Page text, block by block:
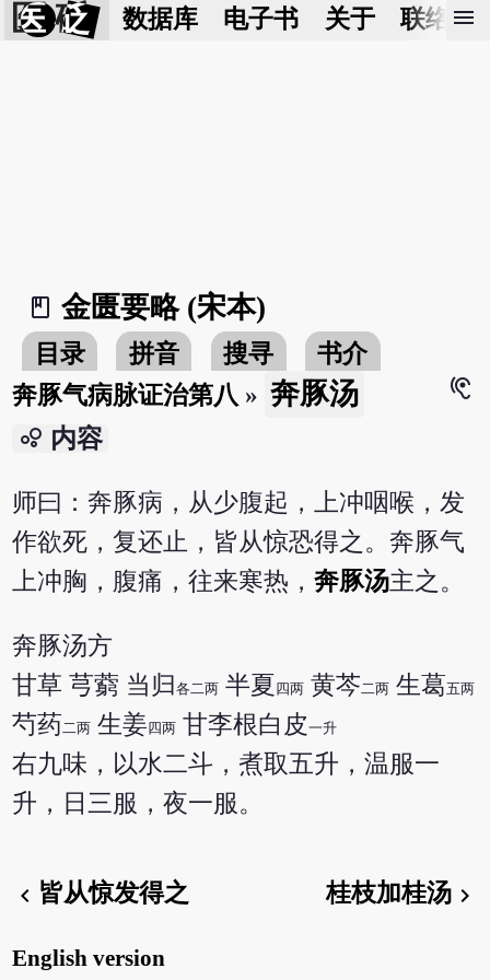
医 砭 数据库 电子书 关于 联络我
menu
book_2
金匮要略 (宋本)
目录 拼音 搜寻
书介
奔豚气病脉证治第八 » 奔豚汤
hearing
bubble_chart 内容
师曰：奔豚病，从少腹起，上冲咽喉，发
作欲死，复还止，皆从惊恐得之。奔豚气
上冲胸，腹痛，往来寒热，奔豚汤主之。
奔豚汤方
甘草 芎藭 当归各二两 半夏 四两 黄芩二两 生葛五两
芍药二两 生姜四两 甘李根白皮一升
右九味，以水二斗，煮取五升，温服一
升，日三服，夜一服。
chevron_left 皆从惊发得之 桂枝加桂汤chevron_right
English version